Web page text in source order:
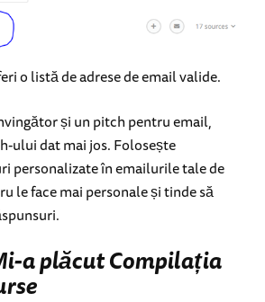
o listă de adrese de email valide.
și un pitch pentru email,
ului dat mai jos. Folosește
personalizate în emailurile tale de
le face mai personale și tinde să
a plăcut Compilația